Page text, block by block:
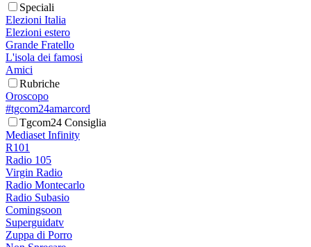
Speciali
Elezioni Italia
Elezioni estero
Grande Fratello
L'isola dei famosi
Amici
Rubriche
Oroscopo
#tgcom24amarcord
Tgcom24 Consiglia
Mediaset Infinity
R101
Radio 105
Virgin Radio
Radio Montecarlo
Radio Subasio
Comingsoon
Superguidatv
Zuppa di Porro